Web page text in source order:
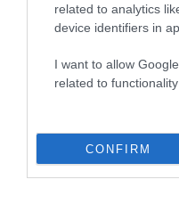
related to analytics
device identifiers in
I want to allow
related to
CONFIRM